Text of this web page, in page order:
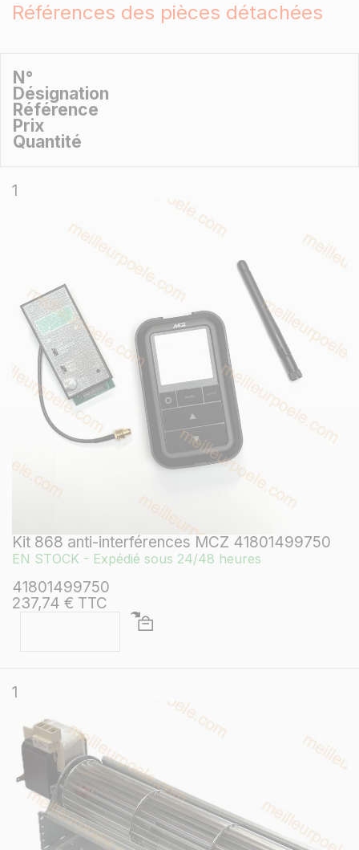
Références des pièces détachées
N°
Désignation
Référence
Prix
Quantité
1
Kit 868 anti-interférences MCZ 41801499750
EN STOCK - Expédié sous 24/48 heures
41801499750
237,74 € TTC
1